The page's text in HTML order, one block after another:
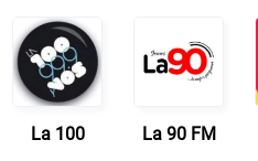
La 100 La 90 FM